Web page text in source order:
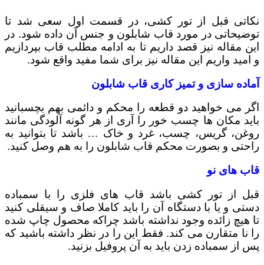
نکاتی قبل از تور کشی، در قسمت اول سعی شد تا
توضیحاتی در مورد قاب شابلون و جنس آن داده شود. در
این مقاله نیز قصد داریم تا به ادامه مطلب قاب بپردازیم
و امید واریم این مقاله نیز برای شما مفید واقع شود.
آماده سازی و تمیز کاری قاب شابلون
اگر می خواهید دو قطعه را محکم و دائمی بهم بچسبانید
باید مکان ها چسب خور را آری از هر گونه آلودگی مانند
روغن، گریس، چسب، غرد و خاک … باشد تا بتوانید به
راحتی و بصورت محکم قاب شابلون را به هم وصل کنید.
قاب های نو
قبل از تور کشی باشد قاب های فلزی را با سمباده
دستی و یا با دستگاه آن را باید کاملا صاف و سیقلی کنید
تا هیچ زائده وجود نداشته باشد چراکه محصول چاپ شده
را نا متقارن می کند. فقط این را در نظر داشته باشید که
پس از سمباده زدن باید به آن پروفیل بزنید.